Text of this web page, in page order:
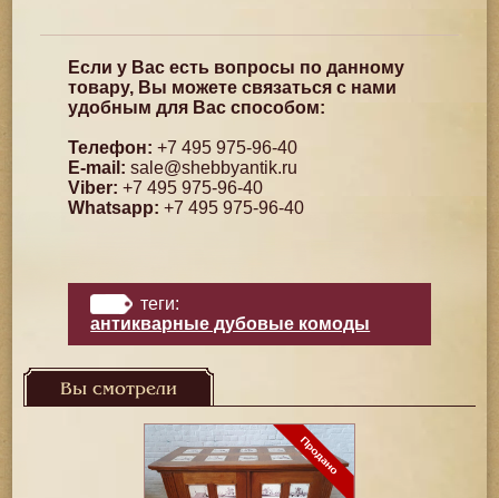
Если у Вас есть вопросы по данному
товару, Вы можете связаться с нами
удобным для Вас способом:
Телефон: +7 495 975-96-40
E-mail: sale@shebbyantik.ru
Viber: +7 495 975-96-40
Whatsapp: +7 495 975-96-40
теги:
антикварные дубовые комоды
Вы смотрели